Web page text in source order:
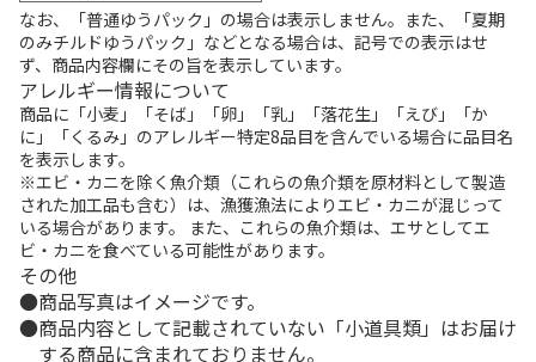
なお、「普通ゆうパック」の場合は表示しません。また、「夏期
のみチルドゆうパック」などとなる場合は、記号での表示はせ
ず、商品内容欄にその旨を表示しています。
アレルギー情報について
商品に「小麦」「そば」「卵」「乳」「落花生」「えび」「か
に」「くるみ」のアレルギー特定8品目を含んでいる場合に品目名
を表示します。
※エビ・カニを除く魚介類（これらの魚介類を原材料として製造
された加工品も含む）は、漁獲漁法によりエビ・カニが混じって
いる場合があります。 また、これらの魚介類は、エサとしてエ
ビ・カニを食べている可能性があります。
その他
商品写真はイメージです。
商品内容として記載されていない「小道具類」はお届け
する商品に含まれておりません。